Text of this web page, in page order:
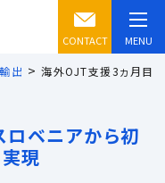
MENU
CONTACT
出 >海外OJT支援3ヵ月目
ベニアから初
現